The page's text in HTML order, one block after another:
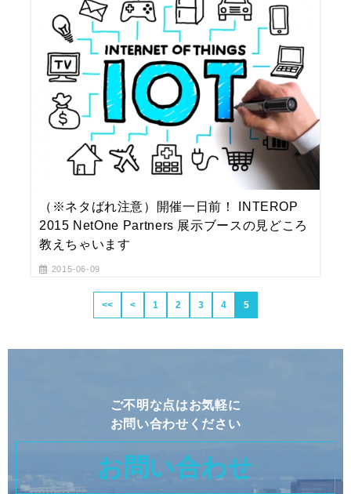
（※ネタばれ注意）開催一日前！ INTEROP
2015 NetOne Partners 展示ブースの見どころ
教えちゃいます
2015-06-09
<< < 1 2 3 4 5
ご不明な点はお気軽に
お問い合わせください
お問い合わせ